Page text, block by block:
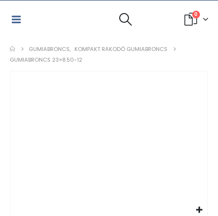
0
GUMIABRONCS, KOMPAKT RAKODÓ GUMIABRONCS
GUMIABRONCS 23×8.50-12